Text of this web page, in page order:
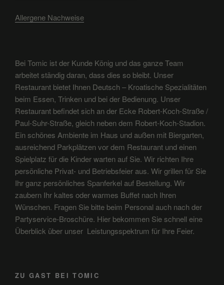
Allergene Nachweise
Bei Tomic ist der Kunde König und das ganze Team
arbeitet ständig daran, dass dies so bleibt. Unser
Restaurant bietet Ihnen Deutsch – Kroatische Spezialitäten
beim Essen, Trinken und bei der Bedienung. Unser
Restaurant befindet sich an der Ecke Robert-Koch-Straße /
Paul-Suhr-Straße, gleich neben dem Robert-Koch-Stadion.
Ein schönes Ambiente im Haus und außen mit Biergarten,
ausreichend Parkplätzen vor dem Restaurant und einen
Spielplatz für die Kinder warten auf Sie. Wir richten Ihre
persönliche Privat- und Betriebsfeier aus. Wir grillen für Sie
Ihr ganz persönliches Spanferkel auf Bestellung. Wir
zaubern Ihr kaltes oder warmes Buffet nach Ihren
Wünschen. Fragen Sie bitte beim Personal auch nach der
Partyservice-Broschüre. Hier bekommen Sie schnell eine
Überblick über unser Leistungsspektrum für Ihre Feier.
ZU GAST BEI TOMIC